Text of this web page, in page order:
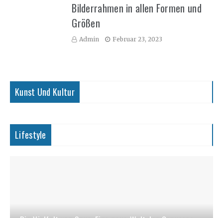
Bilderrahmen in allen Formen und
Größen
Admin Februar 23, 2023
Kunst Und Kultur
Lifestyle